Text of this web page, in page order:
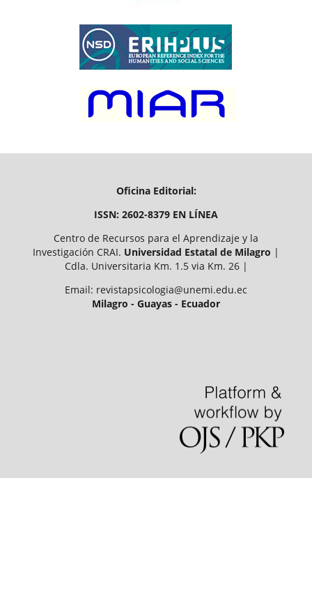
Oficina Editorial:
ISSN: 2602-8379 EN LÍNEA
Centro de Recursos para el Aprendizaje y la
Investigación CRAI. Universidad Estatal de Milagro |
Cdla. Universitaria Km. 1.5 via Km. 26 |
Email: revistapsicologia@unemi.edu.ec
Milagro - Guayas - Ecuador